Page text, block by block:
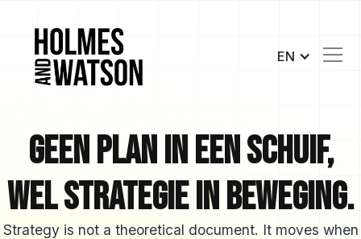
EN
Geen plan in een schuif,
wel strategie in beweging.
Strategy is not a theoretical document. It moves when